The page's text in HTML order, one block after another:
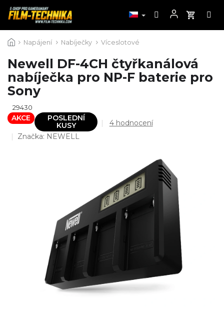
na
Napájení Nabíječky Víceslotové
Newell DF-4CH čtyřkanálová
nabíječka pro NP-F baterie pro
Sony
29430
AKCE
POSLEDNÍ
KUSY
Průměrné
hvězdiček.
4 hodnocení
Značka: NEWELL